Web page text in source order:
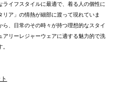
ライフスタイルに最適で、着る人の個性に
リア」の情熱が細部に渡って現れていま
、日常のその時々が持つ理想的なスタイ
アリーレジャーウェアに適する魅力的で洗